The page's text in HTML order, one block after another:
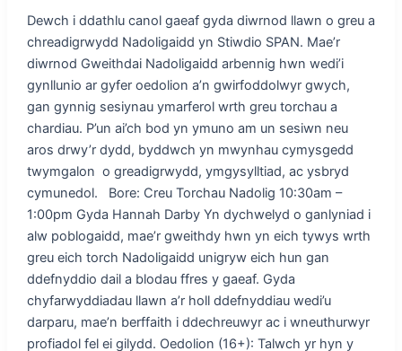
Dewch i ddathlu canol gaeaf gyda diwrnod llawn o greu a
chreadigrwydd Nadoligaidd yn Stiwdio SPAN. Mae’r
diwrnod Gweithdai Nadoligaidd arbennig hwn wedi’i
gynllunio ar gyfer oedolion a’n gwirfoddolwyr gwych,
gan gynnig sesiynau ymarferol wrth greu torchau a
chardiau. P’un ai’ch bod yn ymuno am un sesiwn neu
aros drwy’r dydd, byddwch yn mwynhau cymysgedd
twymgalon o greadigrwydd, ymgysylltiad, ac ysbryd
cymunedol. Bore: Creu Torchau Nadolig 10:30am –
1:00pm Gyda Hannah Darby Yn dychwelyd o ganlyniad i
alw poblogaidd, mae’r gweithdy hwn yn eich tywys wrth
greu eich torch Nadoligaidd unigryw eich hun gan
ddefnyddio dail a blodau ffres y gaeaf. Gyda
chyfarwyddiadau llawn a’r holl ddefnyddiau wedi’u
darparu, mae’n berffaith i ddechreuwyr ac i wneuthurwyr
profiadol fel ei gilydd. Oedolion (16+): Talwch yr hyn y